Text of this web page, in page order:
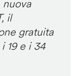
nuova
il
gratuita
19 e i 34